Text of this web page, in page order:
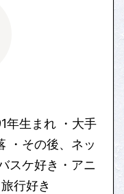
年生まれ ・大手
・その後、ネッ
スケ好き・アニ
行好き